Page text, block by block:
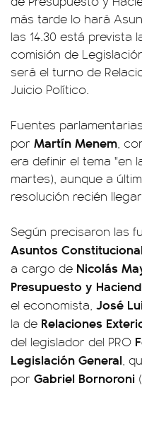
más tarde lo hará
las 14.30 está prevista
comisión de
será el turno de
Juicio Político.
Fuentes
por Martín Menem,
era definir el tema "en
martes), aunque a
resolución recién
Según precisaron las
Asuntos
a cargo de Nicolás
Presupuesto y
el economista, José
la de Relaciones
del legislador del PRO
Legislación General,
por Gabriel Bornoroni